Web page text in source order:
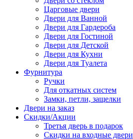
Царговые двери
Двери для Ванной
Двери для Гардероба
Двери для Гостиной
Двери для Детской
Двери для Кухни
Двери для Туалета
Фурнитура
Ручки
Для откатных систем
Замки, петли, защелки
Двери на заказ
Скидки/Акции
Третья дверь в подарок
Скидки на входные двери